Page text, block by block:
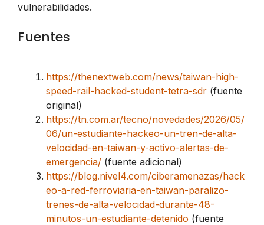
vulnerabilidades.
Fuentes
https://thenextweb.com/news/taiwan-high-
speed-rail-hacked-student-tetra-sdr (fuente
original)
https://tn.com.ar/tecno/novedades/2026/05/
06/un-estudiante-hackeo-un-tren-de-alta-
velocidad-en-taiwan-y-activo-alertas-de-
emergencia/ (fuente adicional)
https://blog.nivel4.com/ciberamenazas/hack
eo-a-red-ferroviaria-en-taiwan-paralizo-
trenes-de-alta-velocidad-durante-48-
minutos-un-estudiante-detenido (fuente